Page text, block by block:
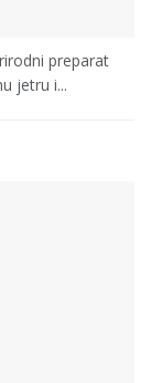
preparat
jetru i...